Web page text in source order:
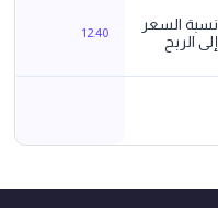
نسبة السعر
إلى الربح
12.40